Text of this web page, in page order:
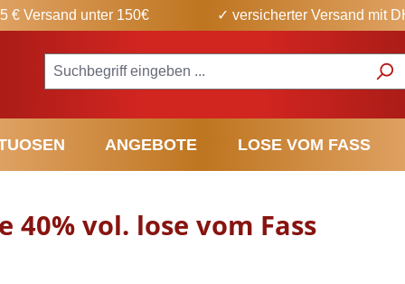
€ Versand unter 150€ ✓ versicherter Versand mit
ANGEBOTE LOSE VOM FASS
40% vol. lose vom Fass